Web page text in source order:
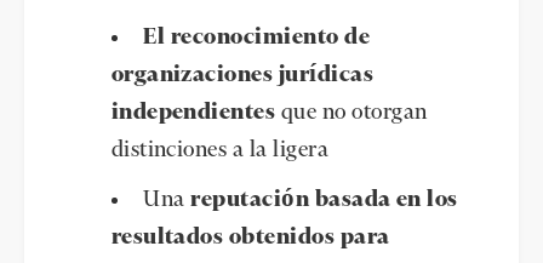
El reconocimiento de
organizaciones jurídicas
independientes que no otorgan
distinciones a la ligera
Unareputación basada en los
resultados obtenidos para